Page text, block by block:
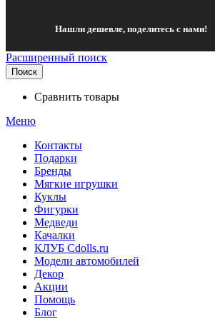
Нашли дешевле, поделитесь с нами!
Расширенный поиск
Поиск
Сравнить товары
Меню
Контакты
Подарки
Бренды
Мягкие игрушки
Куклы
Фигурки
Медведи
Качалки
КЛУБ Cdolls.ru
Модели автомобилей
Декор
Акции
Помощь
Блог